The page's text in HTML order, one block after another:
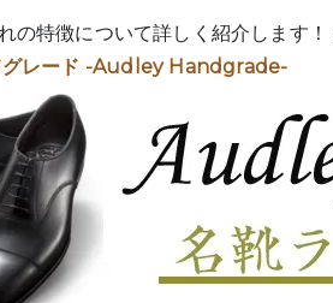
の特徴について詳しく紹介します！
グレード -Audley Handgrade-